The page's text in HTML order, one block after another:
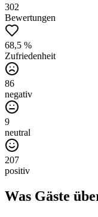
302
Bewertungen
68,5 %
Zufriedenheit
86
negativ
9
neutral
207
positiv
Was Gäste